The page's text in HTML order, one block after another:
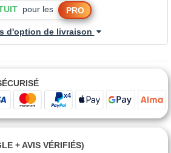
pour les PRO
d'option de livraison
+ AVIS VÉRIFIÉS)